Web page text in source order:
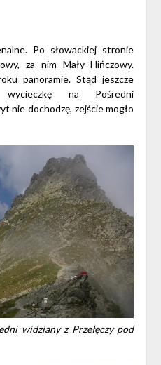
Po słowackiej stronie
za nim Mały Hińczowy.
panoramie. Stąd jeszcze
na Pośredni
nie dochodzę, zejście mogło
widziany z Przełęczy pod